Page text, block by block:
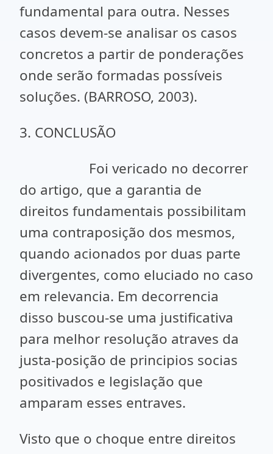
fundamental para outra. Nesses
casos devem-se analisar os casos
concretos a partir de ponderações
onde serão formadas possíveis
soluções. (BARROSO, 2003).
3. CONCLUSÃO
Foi vericado no decorrer
do artigo, que a garantia de
direitos fundamentais possibilitam
uma contraposição dos mesmos,
quando acionados por duas parte
divergentes, como eluciado no caso
em relevancia. Em decorrencia
disso buscou-se uma justificativa
para melhor resolução atraves da
justa-posição de principios socias
positivados e legislação que
amparam esses entraves.
Visto que o choque entre direitos